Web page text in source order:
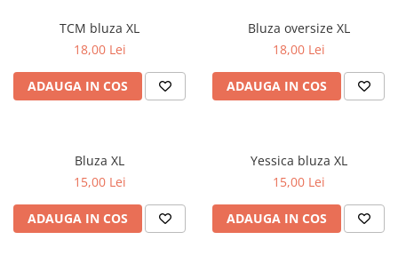
TCM bluza XL
18,00 Lei
ADAUGA IN COS
Bluza oversize XL
18,00 Lei
ADAUGA IN COS
Bluza XL
15,00 Lei
ADAUGA IN COS
Yessica bluza XL
15,00 Lei
ADAUGA IN COS